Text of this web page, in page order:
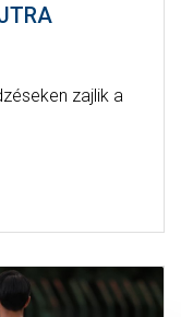
zajlik a